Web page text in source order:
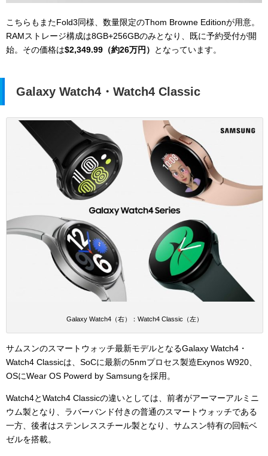
こちらもまたFold3同様、数量限定のThom Browne Editionが用意。
RAMストレージ構成は8GB+256GBのみとなり、既に予約受付が開
始。その価格は$2,349.99（約26万円） となっています。
Galaxy Watch4・Watch4 Classic
Galaxy Watch4（右）：Watch4 Classic（左）
サムスンのスマートウォッチ最新モデルとなるGalaxy Watch4・
Watch4 Classicは、SoCに最新の5nmプロセス製造Exynos W920、
OSにWear OS Powerd by Samsungを採用。
Watch4とWatch4 Classicの違いとしては、前者がアーマーアルミニ
ウム製となり、ラバーバンド付きの普通のスマートウォッチである
一方、後者はステンレススチール製となり、サムスン特有の回転ベ
ゼルを搭載。